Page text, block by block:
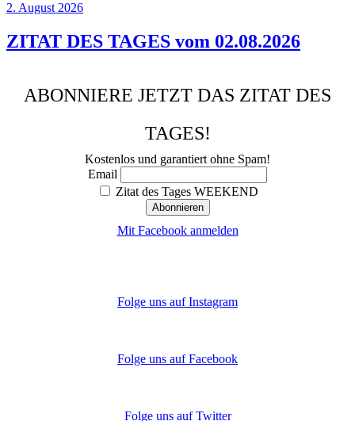
2. August 2026
ZITAT DES TAGES vom 02.08.2026
ABONNIERE JETZT DAS ZITAT DES
TAGES!
Kostenlos und garantiert ohne Spam!
Email
Zitat des Tages WEEKEND
Mit Facebook anmelden
Folge uns auf Instagram
Folge uns auf Facebook
Folge uns auf Twitter